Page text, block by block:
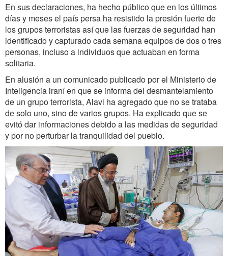
En sus declaraciones, ha hecho público que en los últimos
días y meses el país persa ha resistido la presión fuerte de
los grupos terroristas así que las fuerzas de seguridad han
identificado y capturado cada semana equipos de dos o tres
personas, incluso a individuos que actuaban en forma
solitaria.
En alusión a un comunicado publicado por el Ministerio de
Inteligencia iraní en que se informa del desmantelamiento
de un grupo terrorista, Alavi ha agregado que no se trataba
de solo uno, sino de varios grupos. Ha explicado que se
evitó dar informaciones debido a las medidas de seguridad
y por no perturbar la tranquilidad del pueblo.